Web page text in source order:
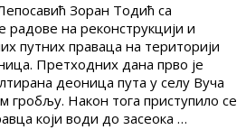
Зоран Тодић са
на реконструкцији и
путних праваца на територији
Претходних дана прво је
деоница пута у селу Вуча
гробљу. Након тога приступило се
који води до засеока …